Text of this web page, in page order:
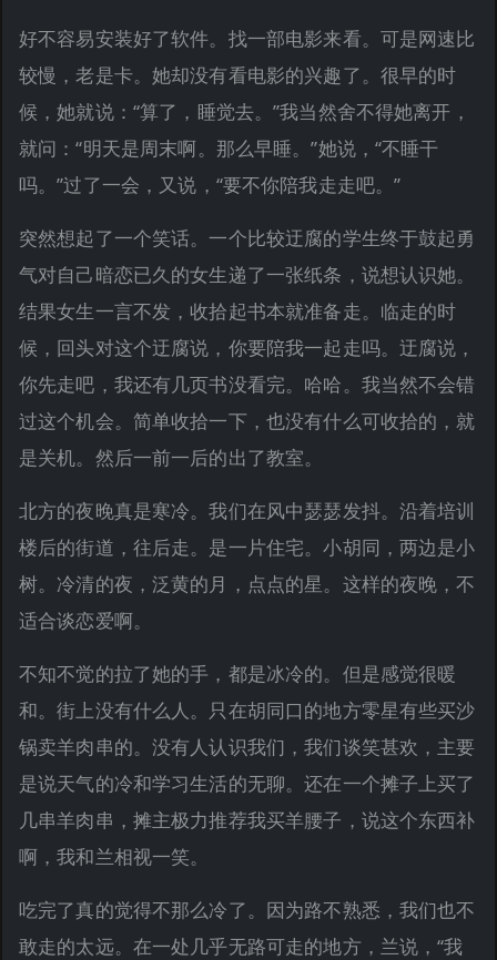
好不容易安装好了软件。找一部电影来看。可是网速比
较慢，老是卡。她却没有看电影的兴趣了。很早的时
候，她就说：“算了，睡觉去。”我当然舍不得她离开，
就问：“明天是周末啊。那么早睡。”她说，“不睡干
吗。”过了一会，又说，“要不你陪我走走吧。”
突然想起了一个笑话。一个比较迂腐的学生终于鼓起勇
气对自己暗恋已久的女生递了一张纸条，说想认识她。
结果女生一言不发，收拾起书本就准备走。临走的时
候，回头对这个迂腐说，你要陪我一起走吗。迂腐说，
你先走吧，我还有几页书没看完。哈哈。我当然不会错
过这个机会。简单收拾一下，也没有什么可收拾的，就
是关机。然后一前一后的出了教室。
北方的夜晚真是寒冷。我们在风中瑟瑟发抖。沿着培训
楼后的街道，往后走。是一片住宅。小胡同，两边是小
树。冷清的夜，泛黄的月，点点的星。这样的夜晚，不
适合谈恋爱啊。
不知不觉的拉了她的手，都是冰冷的。但是感觉很暖
和。街上没有什么人。只在胡同口的地方零星有些买沙
锅卖羊肉串的。没有人认识我们，我们谈笑甚欢，主要
是说天气的冷和学习生活的无聊。还在一个摊子上买了
几串羊肉串，摊主极力推荐我买羊腰子，说这个东西补
啊，我和兰相视一笑。
吃完了真的觉得不那么冷了。因为路不熟悉，我们也不
敢走的太远。在一处几乎无路可走的地方，兰说，“我